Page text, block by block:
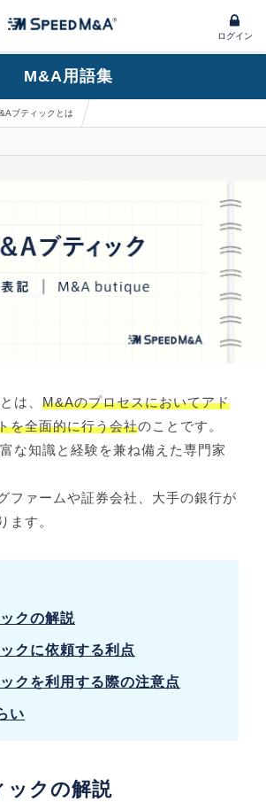
ログイン
M&A用語集
ブティックとは
は、M&Aのプロセスにおいてアド
を全面的に行う会社のことです。
な知識と経験を兼ね備えた専門家
ファームや証券会社、大手の銀行が
ます。
クの解説
クに依頼する利点
クを利用する際の注意点
い
ックの解説